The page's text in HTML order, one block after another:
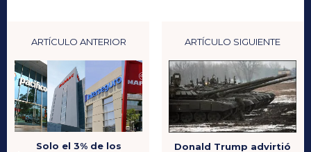
ARTÍCULO ANTERIOR
Solo el 3% de los
ARTÍCULO SIGUIENTE
Donald Trump advirtió